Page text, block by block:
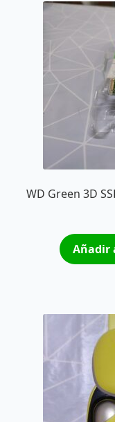
WD Green 3D
Añadir